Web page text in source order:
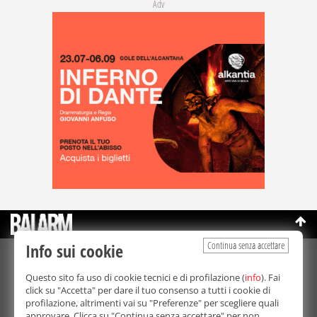
Adv
©Copyright 2003-2026
Bmedia Srl
- P.IVA 07064240828
La riproduzione totale o parziale di tutti i contenuti, in qualunque
forma, su qualsiasi supporto è proibita.
Balarm.it è una testata giornalistica registrata. Autorizzazione del
Continua senza accettare
Info sui cookie
Questo sito fa uso di cookie tecnici e di profilazione (info). Fai
click su "Accetta" per dare il tuo consenso a tutti i cookie di
profilazione, altrimenti vai su "Preferenze" per scegliere quali